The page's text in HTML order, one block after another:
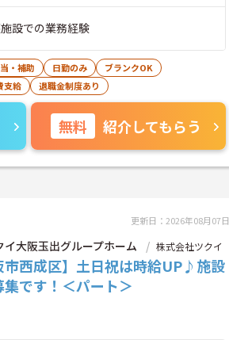
設での業務経験
・補助 日勤のみ
ブランクOK
支給 退職金制度あり
無料 紹介してもらう
更新日：2026年08月07日
大阪玉出グループホーム 株式会社ツクイ
市西成区】土日祝は時給UP♪施設
です！＜パート＞